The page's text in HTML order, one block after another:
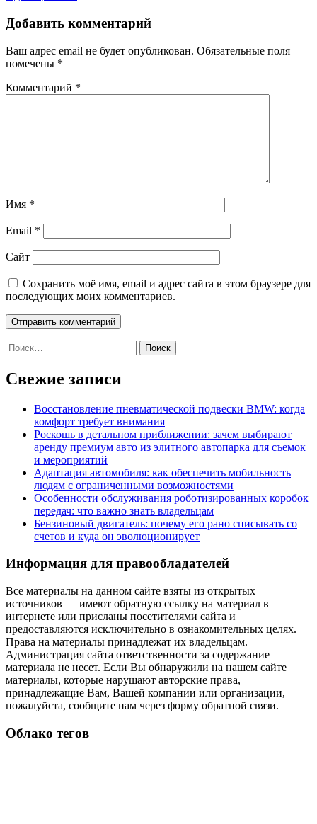
Добавить комментарий
Ваш адрес email не будет опубликован. Обязательные поля
помечены *
Комментарий *
Имя *
Email *
Сайт
Сохранить моё имя, email и адрес сайта в этом браузере для
последующих моих комментариев.
Найти:
Свежие записи
Восстановление пневматической подвески BMW: когда
комфорт требует внимания
Роскошь в детальном приближении: зачем выбирают
аренду премиум авто из элитного автопарка для съемок
и мероприятий
Адаптация автомобиля: как обеспечить мобильность
людям с ограниченными возможностями
Особенности обслуживания роботизированных коробок
передач: что важно знать владельцам
Бензиновый двигатель: почему его рано списывать со
счетов и куда он эволюционирует
Информация для правообладателей
Все материалы на данном сайте взяты из открытых
источников — имеют обратную ссылку на материал в
интернете или присланы посетителями сайта и
предоставляются исключительно в ознакомительных целях.
Права на материалы принадлежат их владельцам.
Администрация сайта ответственности за содержание
материала не несет. Если Вы обнаружили на нашем сайте
материалы, которые нарушают авторские права,
принадлежащие Вам, Вашей компании или организации,
пожалуйста, сообщите нам через форму обратной связи.
Облако тегов